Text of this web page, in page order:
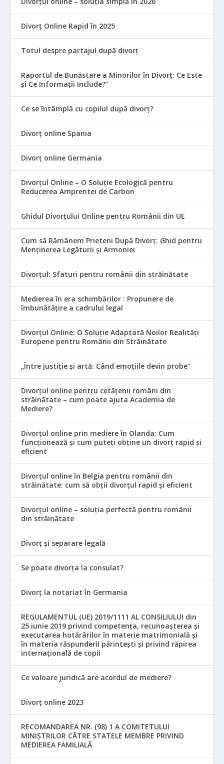
Divorț Online Rapid în 2025
Totul despre partajul după divorț
Raportul de Bunăstare a Minorilor în Divorț: Ce Este
și Ce Informații Include?”
Ce se întâmplă cu copilul după divorț?
Divorț online Spania
Divorț online Germania
Divorțul Online – O Soluție Ecologică pentru
Reducerea Amprentei de Carbon
Ghidul Divorțului Online pentru Românii din UE
Cum să Rămânem Prieteni După Divorț: Ghid pentru
Menținerea Legăturii și Armoniei
Divorțul: Sfaturi pentru românii din străinătate
Medierea în era schimbărilor : Propunere de
îmbunătățire a cadrului legal
Divorțul Online: O Soluție Adaptată Noilor Realități
Europene pentru Românii din Străinătate
„Între justiție și artă: Când emoțiile devin probe”
Divorțul online pentru cetățenii români din
străinătate – cum poate ajuta Academia de
Mediere?
Divorțul online prin mediere în Olanda: Cum
funcționează și cum puteți obține un divorț rapid și
eficient
Divorțul online în Belgia pentru românii din
străinătate: cum să obții divorțul rapid și eficient
Divorțul online – soluția perfectă pentru românii
din străinătate
Divorț și separare legală
Se poate divorța la consulat?
Divorț la notariat în Germania
REGULAMENTUL (UE) 2019/1111 AL CONSILIULUI din
25 iunie 2019 privind competența, recunoașterea și
executarea hotărârilor în materie matrimonială și
în materia răspunderii părintești și privind răpirea
internațională de copii
Ce valoare juridică are acordul de mediere?
Divorț online 2023
RECOMANDAREA NR. (98) 1 A COMITETULUI
MINIŞTRILOR CĂTRE STATELE MEMBRE PRIVIND
MEDIEREA FAMILIALĂ